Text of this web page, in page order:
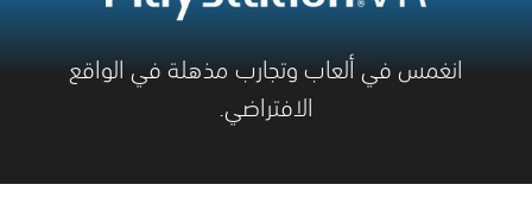
انغمس في ألعاب وتجارب مذهلة في الواقع
الافتراضي.